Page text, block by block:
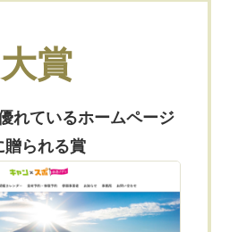
大賞
れているホームページ
贈られる賞